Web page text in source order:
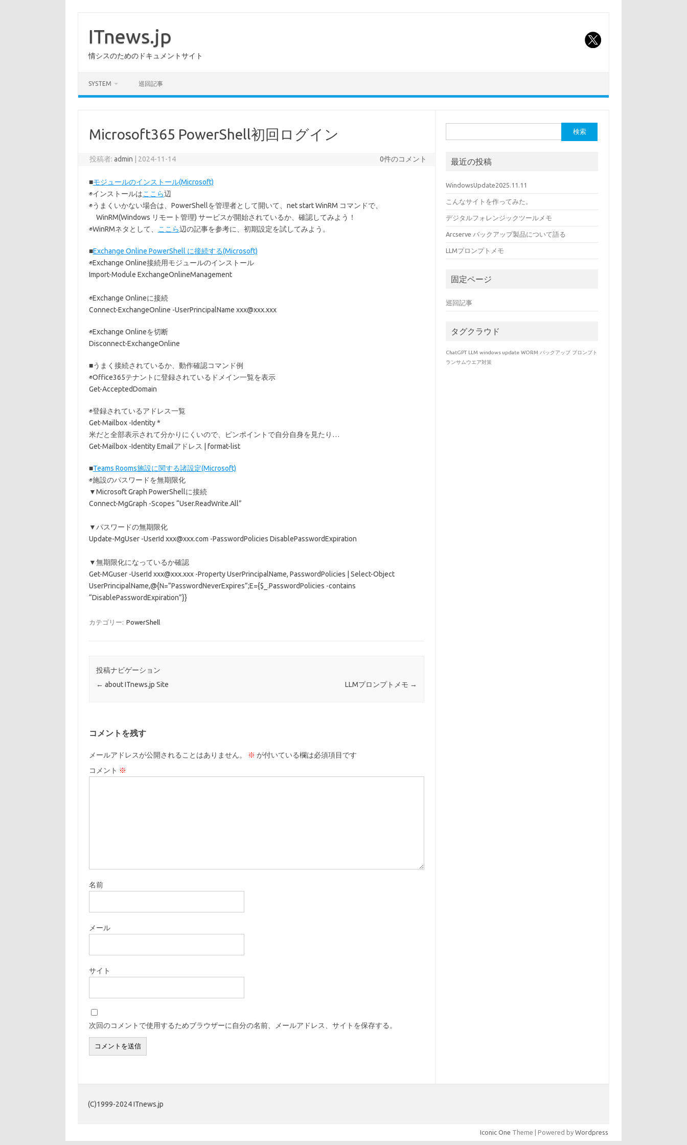
ITnews.jp
情シスのためのドキュメントサイト
SYSTEM 巡回記事
Microsoft365 PowerShell初回ログイン
投稿者:admin 2024-11-14 0件のコメント
■モジュールのインストール(Microsoft)
◉インストールはここら辺
◉うまくいかない場合は、PowerShellを管理者として開いて、net start WinRM コマンドで、
WinRM(Windows リモート管理) サービスが開始されているか、確認してみよう！
◉WinRMネタとして、
ここら辺の記事を参考に、初期設定を試してみよう。
■Exchange Online PowerShell に接続する(Microsoft)
◉Exchange Online接続用モジュールのインストール
Import-Module ExchangeOnlineManagement
◉Exchange Onlineに接続
Connect-ExchangeOnline -UserPrincipalName xxx@xxx.xxx
◉Exchange Onlineを切断
Disconnect-ExchangeOnline
■うまく接続されているか、動作確認コマンド例
◉Office365テナントに登録されているドメイン一覧を表示
Get-AcceptedDomain
◉登録されているアドレス一覧
Get-Mailbox -Identity *
米だと全部表示されて分かりにくいので、ピンポイントで自分自身を見たり…
Get-Mailbox -Identity Emailアドレス | format-list
■Teams Rooms施設に関する諸設定(Microsoft)
◉施設のパスワードを無期限化
▼Microsoft Graph PowerShellに接続
Connect-MgGraph -Scopes “User.ReadWrite.All”
▼パスワードの無期限化
Update-MgUser -UserId xxx@xxx.com -PasswordPolicies DisablePasswordExpiration
▼無期限化になっているか確認
Get-MGuser -UserId xxx@xxx.xxx -Property UserPrincipalName, PasswordPolicies | Select-Object
UserPrincipalName,@{N=”PasswordNeverExpires”;E={$_.PasswordPolicies -contains
“DisablePasswordExpiration”}}
カテゴリー: PowerShell
投稿ナビゲーション
← about ITnews.jp Site LLMプロンプトメモ →
コメントを残す
メールアドレスが公開されることはありません。 ※ が付いている欄は必須項目です
コメント ※
名前
メール
サイト
次回のコメントで使用するためブラウザーに自分の名前、メールアドレス、サイトを保存する。
索:
最近の投稿
WindowsUpdate2025.11.11
こんなサイトを作ってみた。
デジタルフォレンジックツールメモ
Arcserve バックアップ製品について語る
LLMプロンプトメモ
固定ページ
巡回記事
タグクラウド
ChatGPT LLM windows update WORM バックアップ プロンプト
ランサムウエア対策
(C)1999-2024 ITnews.jp
Iconic One Theme | Powered by Wordpress